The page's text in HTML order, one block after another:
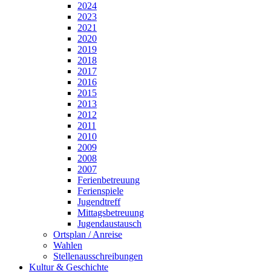
2024
2023
2021
2020
2019
2018
2017
2016
2015
2013
2012
2011
2010
2009
2008
2007
Ferienbetreuung
Ferienspiele
Jugendtreff
Mittagsbetreuung
Jugendaustausch
Ortsplan / Anreise
Wahlen
Stellenausschreibungen
Kultur & Geschichte